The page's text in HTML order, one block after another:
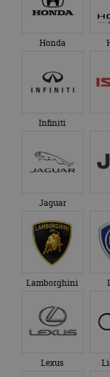
Honda
Infiniti
Jaguar
Lamborghini
Lexus